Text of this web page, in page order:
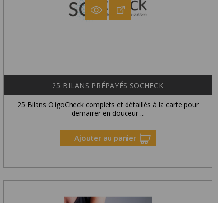
25 BILANS PRÉPAYÉS SOCHECK
25 Bilans OligoCheck complets et détaillés à la carte pour
démarrer en douceur ...
Ajouter au panier